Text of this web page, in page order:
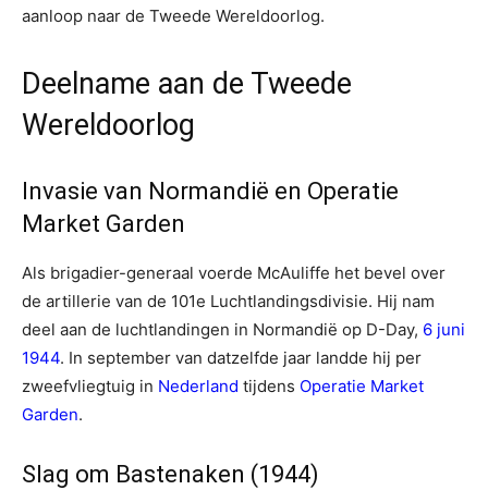
aanloop naar de Tweede Wereldoorlog.
Deelname aan de Tweede
Wereldoorlog
Invasie van Normandië en Operatie
Market Garden
Als brigadier-generaal voerde McAuliffe het bevel over
de artillerie van de 101e Luchtlandingsdivisie. Hij nam
deel aan de luchtlandingen in Normandië op D-Day, 6 juni
1944. In september van datzelfde jaar landde hij per
zweefvliegtuig in Nederland tijdens Operatie Market
Garden.
Slag om Bastenaken (1944)